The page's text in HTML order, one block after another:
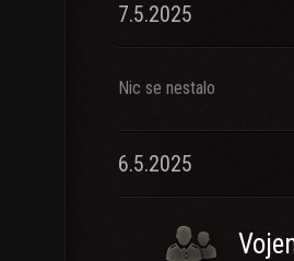
7.5.2025
Nic se nestalo
6.5.2025